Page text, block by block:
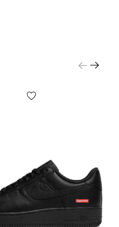
и перфорированным
даже